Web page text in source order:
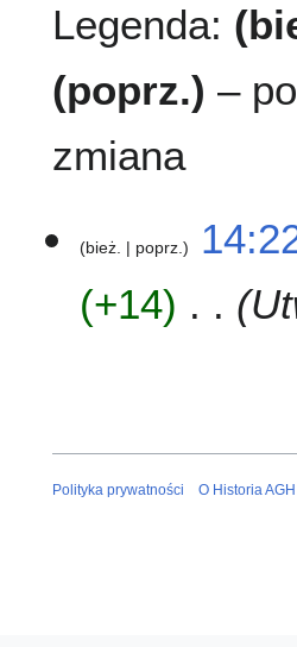
Legenda:
(poprz.) –
zmiana
k
bież. poprz.
+14
Polityka prywatności O Historia AGH